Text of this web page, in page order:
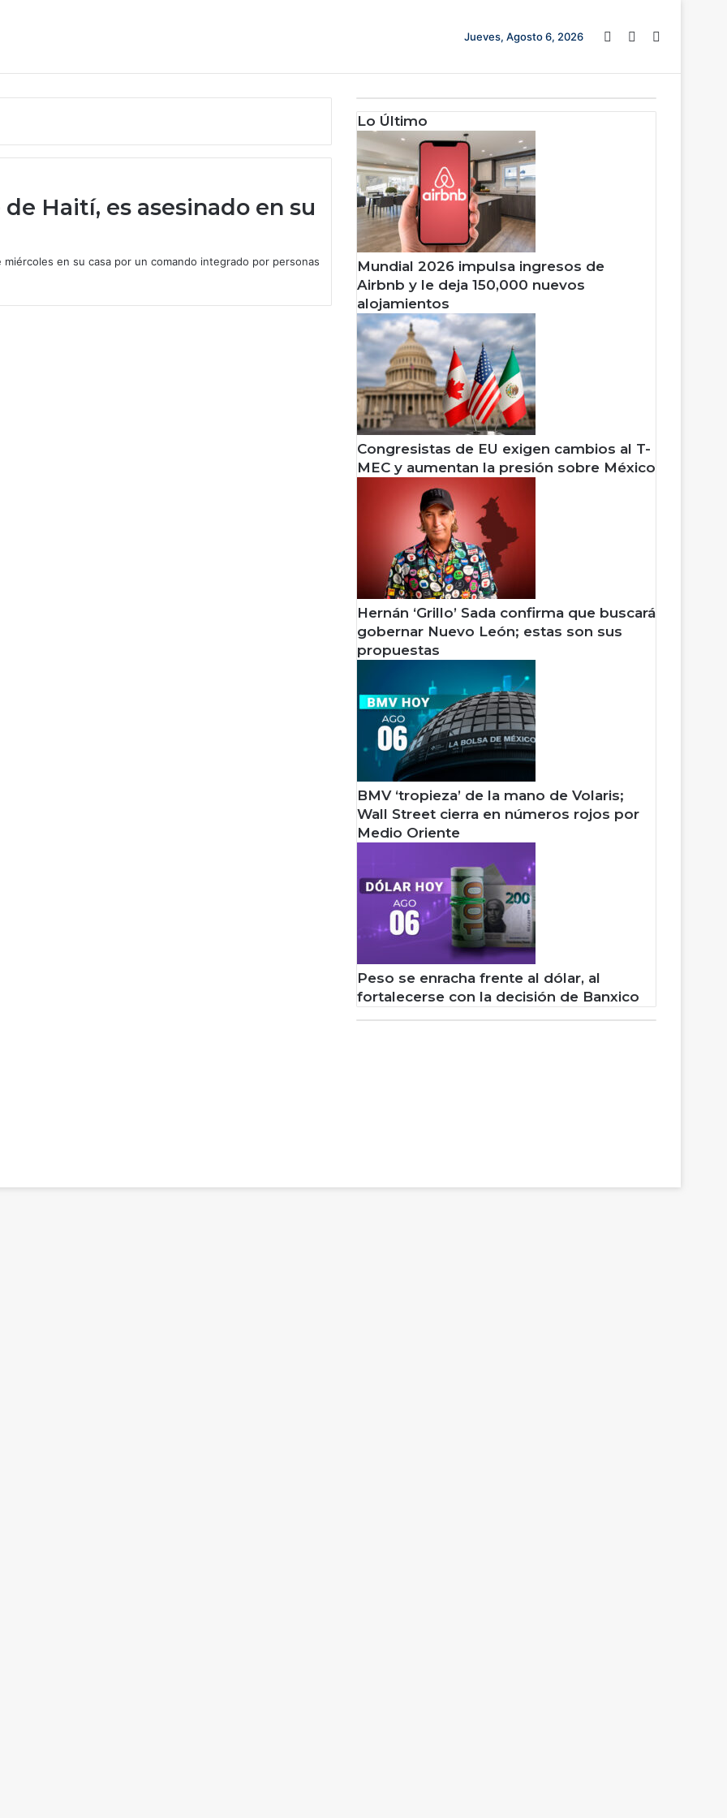
Jueves, Agosto 6, 2026 Barra lateral
Switch skin
Haití, es asesinado en su
en su casa por un comando integrado por personas
Lo Último
Mundial 2026 impulsa ingresos de
Airbnb y le deja 150,000 nuevos
alojamientos
Congresistas de EU exigen cambios al T-
MEC y aumentan la presión sobre México
Hernán ‘Grillo’ Sada confirma que buscará
gobernar Nuevo León; estas son sus
propuestas
BMV ‘tropieza’ de la mano de Volaris;
Wall Street cierra en números rojos por
Medio Oriente
Peso se enracha frente al dólar, al
fortalecerse con la decisión de Banxico